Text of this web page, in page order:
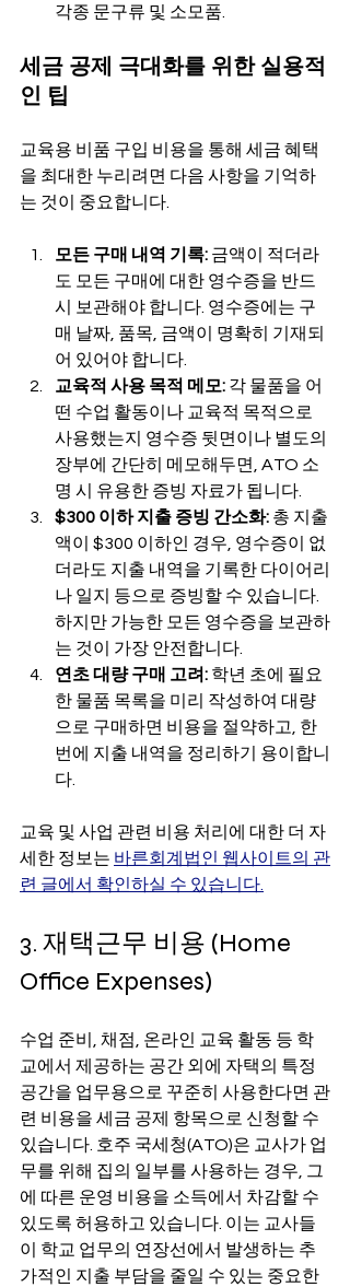
각종 문구류 및 소모품.
세금 공제 극대화를 위한 실용적
인 팁
교육용 비품 구입 비용을 통해 세금 혜택
을 최대한 누리려면 다음 사항을 기억하
는 것이 중요합니다.
모든 구매 내역 기록: 금액이 적더라
도 모든 구매에 대한 영수증을 반드
시 보관해야 합니다. 영수증에는 구
매 날짜, 품목, 금액이 명확히 기재되
어 있어야 합니다.
교육적 사용 목적 메모: 각 물품을 어
떤 수업 활동이나 교육적 목적으로
사용했는지 영수증 뒷면이나 별도의
장부에 간단히 메모해두면, ATO 소
명 시 유용한 증빙 자료가 됩니다.
$300 이하 지출 증빙 간소화: 총 지출
액이 $300 이하인 경우, 영수증이 없
더라도 지출 내역을 기록한 다이어리
나 일지 등으로 증빙할 수 있습니다.
하지만 가능한 모든 영수증을 보관하
는 것이 가장 안전합니다.
연초 대량 구매 고려: 학년 초에 필요
한 물품 목록을 미리 작성하여 대량
으로 구매하면 비용을 절약하고, 한
번에 지출 내역을 정리하기 용이합니
다.
교육 및 사업 관련 비용 처리에 대한 더 자
세한 정보는 바른회계법인 웹사이트의 관
련 글에서 확인하실 수 있습니다.
3. 재택근무 비용 (Home
Office Expenses)
수업 준비, 채점, 온라인 교육 활동 등 학
교에서 제공하는 공간 외에 자택의 특정
공간을 업무용으로 꾸준히 사용한다면 관
련 비용을 세금 공제 항목으로 신청할 수
있습니다. 호주 국세청(ATO)은 교사가 업
무를 위해 집의 일부를 사용하는 경우, 그
에 따른 운영 비용을 소득에서 차감할 수
있도록 허용하고 있습니다. 이는 교사들
이 학교 업무의 연장선에서 발생하는 추
가적인 지출 부담을 줄일 수 있는 중요한